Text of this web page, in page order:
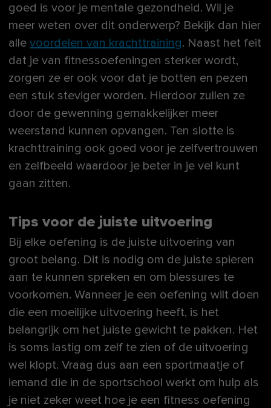
goed is voor je mentale gezondheid. Wil je
meer weten over dit onderwerp? Bekijk dan hier
allevoordelen van krachttraining. Naast het feit
dat je van fitnessoefeningen sterker wordt,
zorgen ze er ook voor dat je botten en pezen
een stuk steviger worden. Hierdoor zullen ze
door de gewenning gemakkelijker meer
weerstand kunnen opvangen. Ten slotte is
krachttraining ook goed voor je zelfvertrouwen
en zelfbeeld waardoor je beter in je vel kunt
gaan zitten.
Tips voor de juiste uitvoering
Bij elke oefening is de juiste uitvoering van
groot belang. Dit is nodig om de juiste spieren
aan te kunnen spreken en om blessures te
voorkomen. Wanneer je een oefening wilt doen
die een moeilijke uitvoering heeft, is het
belangrijk om het juiste gewicht te pakken. Het
is soms lastig om zelf te zien of de uitvoering
wel klopt. Vraag dus aan een sportmaatje of
iemand die in de sportschool werkt om hulp als
je niet zeker weet hoe je een fitness oefening